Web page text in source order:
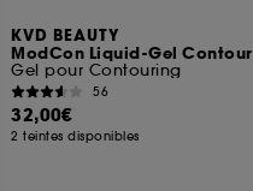
KVD BEAUTY
ModCon Liquid-Gel Contour
Gel pour Contouring
56
32,00€
2 teintes disponibles